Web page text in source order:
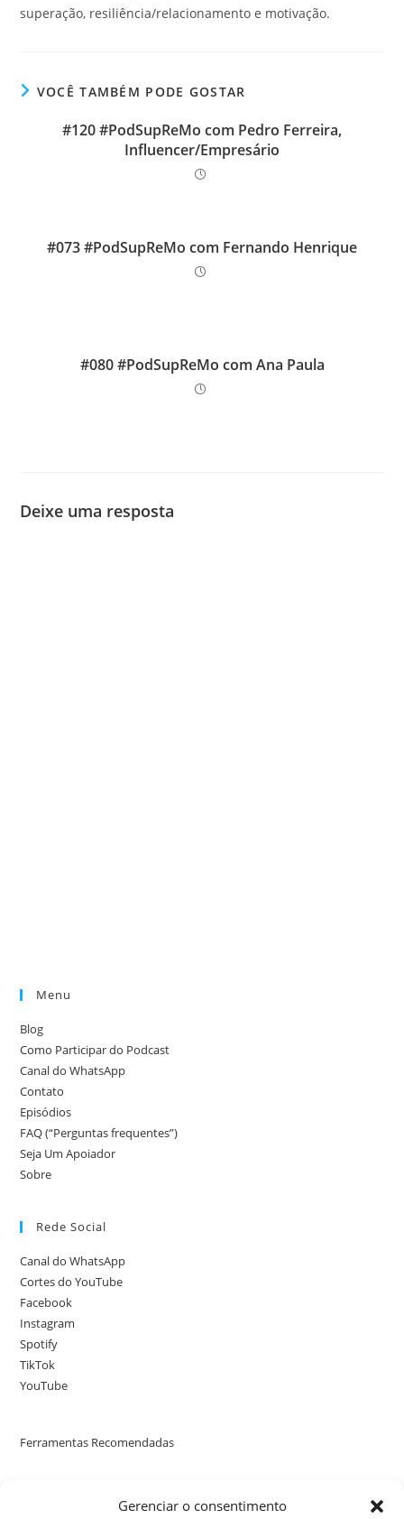
Gerenciar o consentimento
superação, resiliência/relacionamento e motivação.
VOCÊ TAMBÉM PODE GOSTAR
#120 #PodSupReMo com Pedro Ferreira,
Influencer/Empresário
#073 #PodSupReMo com Fernando Henrique
#080 #PodSupReMo com Ana Paula
Deixe uma resposta
Menu
Blog
Como Participar do Podcast
Canal do WhatsApp
Contato
Episódios
FAQ (“Perguntas frequentes”)
Seja Um Apoiador
Sobre
Rede Social
Canal do WhatsApp
Cortes do YouTube
Facebook
Instagram
Spotify
TikTok
YouTube
Ferramentas Recomendadas
Poste uma avaliação no nosso perfil no Google